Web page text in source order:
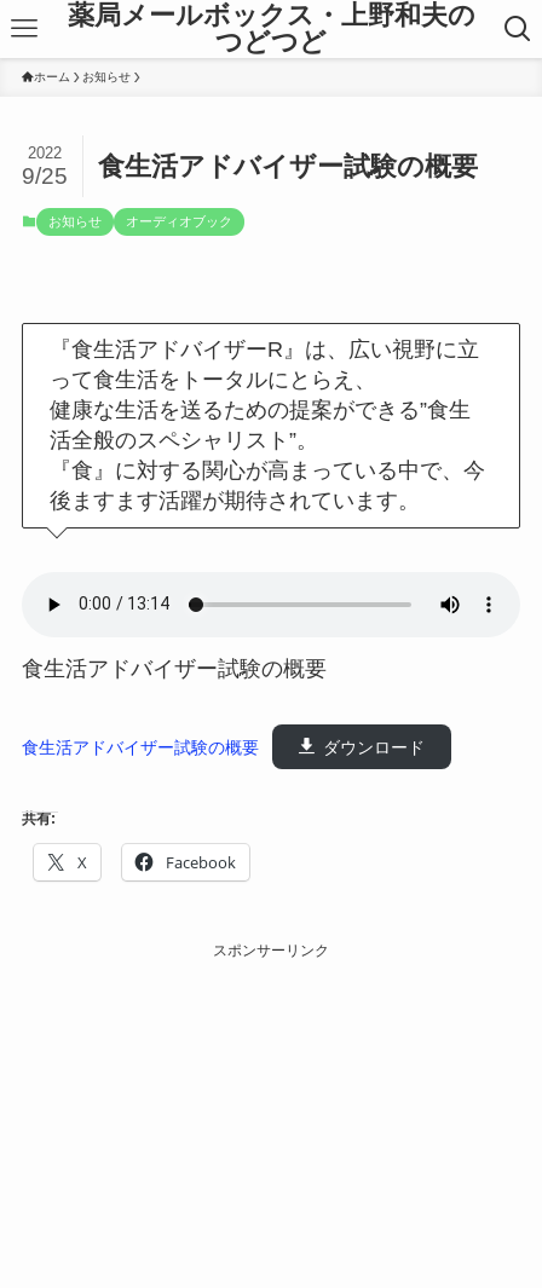
薬局メールボックス・上野和夫の
つどつど
ホーム お知らせ
食生活アドバイザー試験の概要
2022
9/25
お知らせ オーディオブック
『食生活アドバイザーR』は、広い視野に立
って食生活をトータルにとらえ、
健康な生活を送るための提案ができる”食生
活全般のスペシャリスト”。
『食』に対する関心が高まっている中で、今
後ますます活躍が期待されています。
食生活アドバイザー試験の概要
食生活アドバイザー試験の概要 ダウンロード
共有:
X Facebook
スポンサーリンク